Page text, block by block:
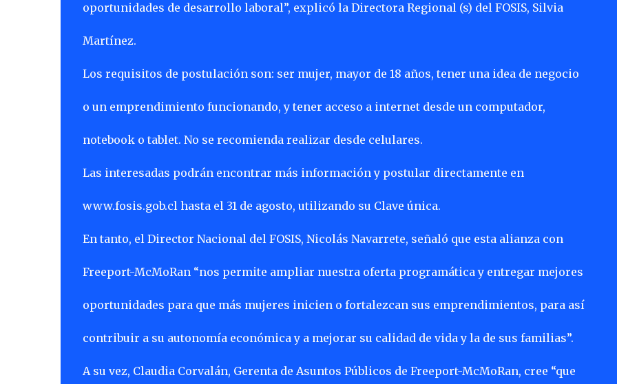
oportunidades de desarrollo laboral”, explicó la Directora Regional (s) del FOSIS, Silvia
Martínez.
Los requisitos de postulación son: ser mujer, mayor de 18 años, tener una idea de negocio
o un emprendimiento funcionando, y tener acceso a internet desde un computador,
notebook o tablet. No se recomienda realizar desde celulares.
Las interesadas podrán encontrar más información y postular directamente en
www.fosis.gob.cl hasta el 31 de agosto, utilizando su Clave única.
En tanto, el Director Nacional del FOSIS, Nicolás Navarrete, señaló que esta alianza con
Freeport-McMoRan “nos permite ampliar nuestra oferta programática y entregar mejores
oportunidades para que más mujeres inicien o fortalezcan sus emprendimientos, para así
contribuir a su autonomía económica y a mejorar su calidad de vida y la de sus familias”.
A su vez, Claudia Corvalán, Gerenta de Asuntos Públicos de Freeport-McMoRan, cree “que